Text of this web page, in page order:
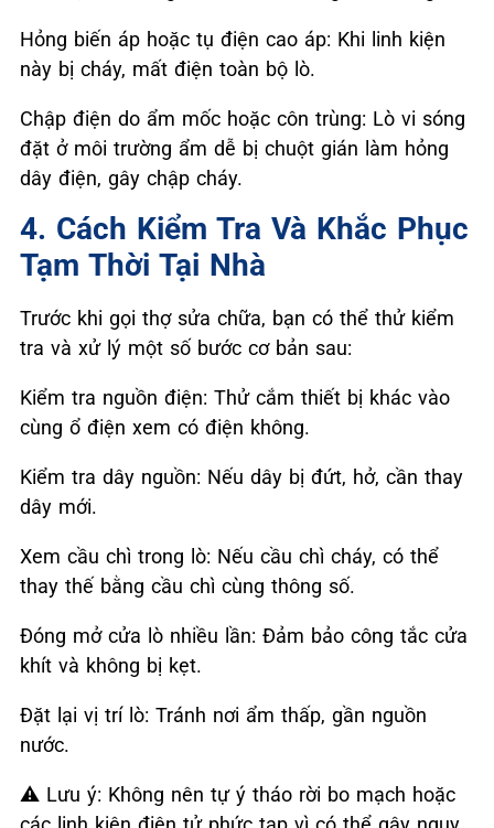
Hỏng biến áp hoặc tụ điện cao áp: Khi linh kiện
này bị cháy, mất điện toàn bộ lò.
Chập điện do ẩm mốc hoặc côn trùng: Lò vi sóng
đặt ở môi trường ẩm dễ bị chuột gián làm hỏng
dây điện, gây chập cháy.
4. Cách Kiểm Tra Và Khắc Phục
Tạm Thời Tại Nhà
Trước khi gọi thợ sửa chữa, bạn có thể thử kiểm
tra và xử lý một số bước cơ bản sau:
Kiểm tra nguồn điện: Thử cắm thiết bị khác vào
cùng ổ điện xem có điện không.
Kiểm tra dây nguồn: Nếu dây bị đứt, hở, cần thay
dây mới.
Xem cầu chì trong lò: Nếu cầu chì cháy, có thể
thay thế bằng cầu chì cùng thông số.
Đóng mở cửa lò nhiều lần: Đảm bảo công tắc cửa
khít và không bị kẹt.
Đặt lại vị trí lò: Tránh nơi ẩm thấp, gần nguồn
nước.
⚠️ Lưu ý: Không nên tự ý tháo rời bo mạch hoặc